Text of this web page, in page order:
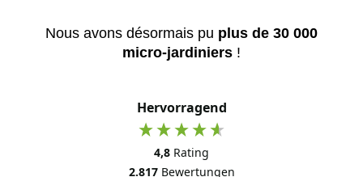
Nous avons désormais pu plus de 30 000
micro-jardiniers !
Hervorragend
4,8 Rating
2.817 Bewertungen